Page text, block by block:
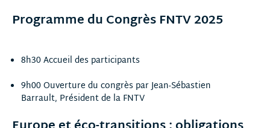
Programme du Congrès FNTV 2025
8h30 Accueil des participants
9h00 Ouverture du congrès par Jean-Sébastien
Barrault, Président de la FNTV